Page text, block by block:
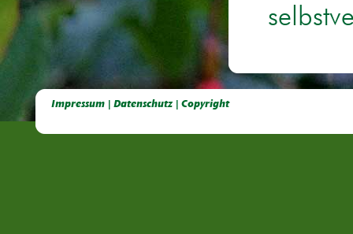
Impressum | Datenschutz | Copyright